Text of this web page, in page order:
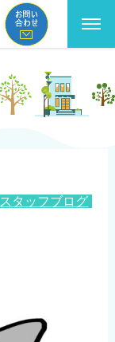
スタッフブログ